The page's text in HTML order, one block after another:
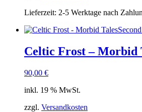
Lieferzeit: 2-5 Werktage nach
Celtic Frost – Morbid
90,00 €
inkl. 19 % MwSt.
zzgl. Versandkosten